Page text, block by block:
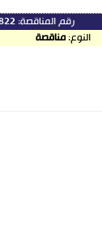
رقم المناقصة:
النوع:مناقصة